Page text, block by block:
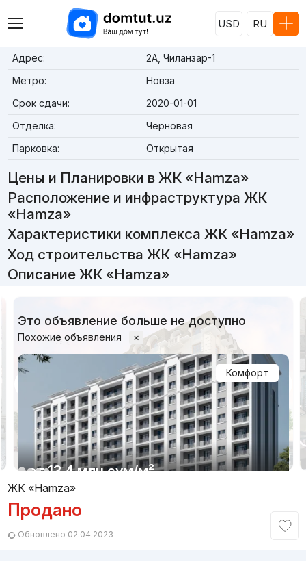
USD RU
Адрес:
2А, Чиланзар-1
Метро:
Новза
Срок сдачи:
2020-01-01
Отделка:
Черновая
Парковка:
Открытая
Цены и Планировки в ЖК «Hamza»
Расположение и инфраструктура ЖК
«Hamza»
Характеристики комплекса ЖК «Hamza»
Ход строительства ЖК «Hamza»
Описание ЖК «Hamza»
Это объявление больше не доступно
Похожие объявления ×
Комфорт
от13.4 млн сум/м²
Сдан 2025,
ЖК «Sohil Boyi»
1/3
ЖК «Hamza»
Продано
Обновлено 02.04.2023